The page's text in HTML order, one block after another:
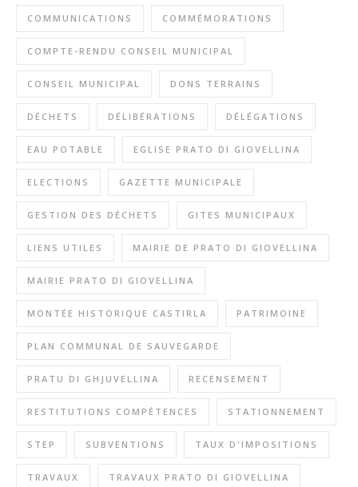
COMMUNICATIONS COMMÉMORATIONS
COMPTE-RENDU CONSEIL MUNICIPAL
CONSEIL MUNICIPAL DONS TERRAINS
DÉCHETS DÉLIBÉRATIONS DÉLÉGATIONS
EAU POTABLE EGLISE PRATO DI GIOVELLINA
ELECTIONS GAZETTE MUNICIPALE
GESTION DES DÉCHETS GITES MUNICIPAUX
LIENS UTILES MAIRIE DE PRATO DI GIOVELLINA
MAIRIE PRATO DI GIOVELLINA
MONTÉE HISTORIQUE CASTIRLA PATRIMOINE
PLAN COMMUNAL DE SAUVEGARDE
PRATU DI GHJUVELLINA RECENSEMENT
RESTITUTIONS COMPÉTENCES STATIONNEMENT
STEP SUBVENTIONS TAUX D'IMPOSITIONS
TRAVAUX TRAVAUX PRATO DI GIOVELLINA